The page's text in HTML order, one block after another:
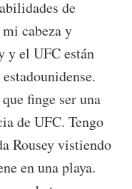
de
cabeza y
y el UFC están
finge ser una
de UFC. Tengo
Rousey vistiendo
en una playa.